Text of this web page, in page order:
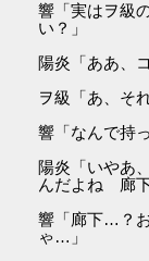
響「実はヲ級
い？」
陽炎「ああ、
ヲ級「あ、そ
響「なんで持
陽炎「いやあ
んだよね 廊下
響「廊下…？
ゃ…」